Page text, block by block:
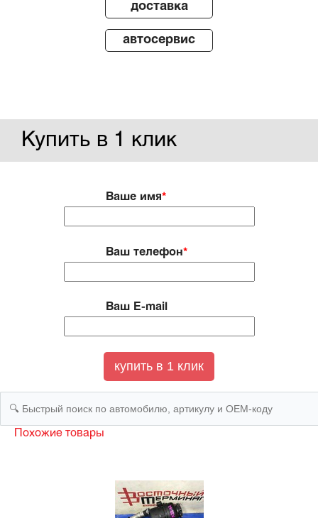
доставка
автосервис
Купить в 1 клик
Ваше имя*
Ваш телефон*
Ваш E-mail
Похожие товары